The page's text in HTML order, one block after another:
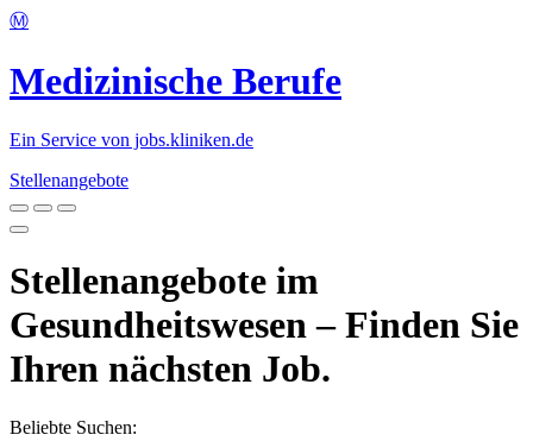
Ⓜ️
Medizinische Berufe
Ein Service von jobs.kliniken.de
Stellenangebote
Stellenangebote im
Gesundheitswesen – Finden Sie
Ihren nächsten Job.
Beliebte Suchen: